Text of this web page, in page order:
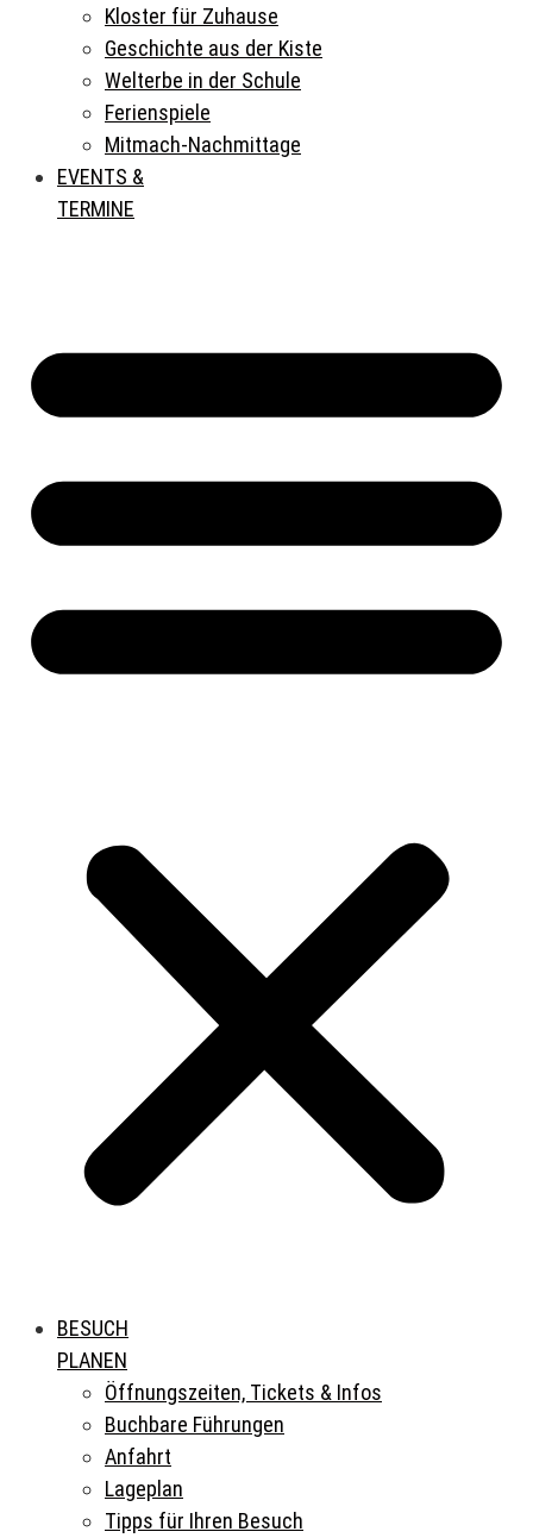
Kloster für Zuhause
Geschichte aus der Kiste
Welterbe in der Schule
Ferienspiele
Mitmach-Nachmittage
EVENTS &
TERMINE
BESUCH
PLANEN
Öffnungszeiten, Tickets & Infos
Buchbare Führungen
Anfahrt
Lageplan
Tipps für Ihren Besuch